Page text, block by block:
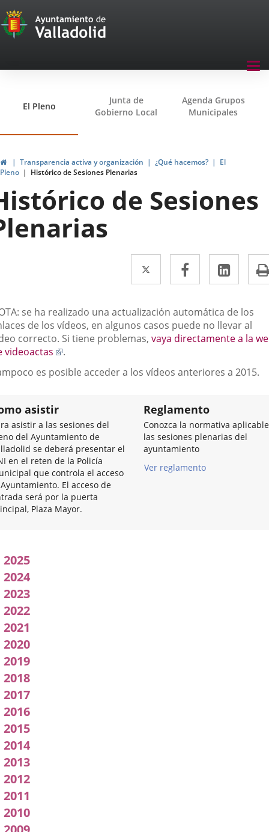
Transparencia
Menu
El Pleno
Junta de
Gobierno Local
Agenda Grupos
Municipales
InicioTransparencia activa y organización ¿Qué hacemos?
El
Pleno
Histórico de Sesiones Plenarias
de Sesiones
Twitter
Enlace
a
una
aplicación
externa.
Facebook
Enlace
a
una
aplicación
externa.
a
una
se ha realizado una actualización automática de los
de los vídeos, en algunos casos puede no llevar al
correcto. Si tiene problemas, vaya directamente a la
videoactas
Enlace
una
.
es posible acceder a los vídeos anteriores a 2015.
asistir
asistir a las sesiones del
del Ayuntamiento de
se deberá presentar el
en el reten de la Policía
que controla el acceso
El acceso de
será por la puerta
Plaza Mayor.
Reglamento
Conozca la normativa
las sesiones plenarias del
ayuntamiento
Ver reglamento
2025
2024
2023
2022
2021
2020
2019
2018
2017
2016
2015
2014
2013
2012
2011
2010